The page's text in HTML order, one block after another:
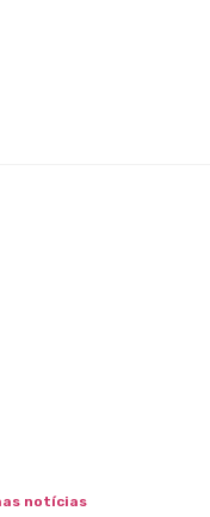
notícias